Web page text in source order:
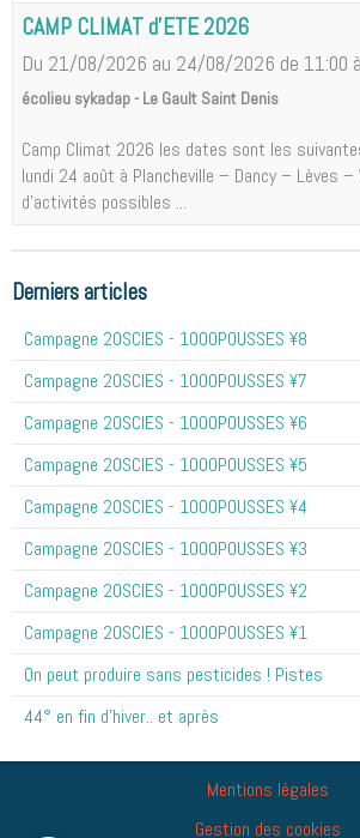
CAMP CLIMAT d'ETE 2026
Du 21/08/2026 au 24/08/2026 de 11:00
écolieu sykadap - Le Gault Saint Denis
Camp Climat 2026 les dates sont les
lundi 24 août à Plancheville – Dancy – Lèves
d'activités possibles ...
Derniers articles
Campagne 20SCIES - 1OOOPOUSSES ¥8
Campagne 20SCIES - 1OOOPOUSSES ¥7
Campagne 20SCIES - 1OOOPOUSSES ¥6
Campagne 20SCIES - 1OOOPOUSSES ¥5
Campagne 20SCIES - 1OOOPOUSSES ¥4
Campagne 20SCIES - 1OOOPOUSSES ¥3
Campagne 20SCIES - 1OOOPOUSSES ¥2
Campagne 20SCIES - 1OOOPOUSSES ¥1
On peut produire sans pesticides ! Pistes
44° en fin d'hiver.. et après
Mentions légales
Gestion des cookies